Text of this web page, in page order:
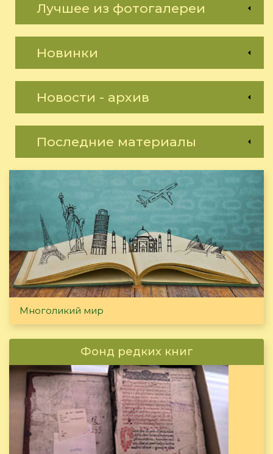
Лучшее из фотогалереи
Новинки
Новости - архив
Последние материалы
Многоликий мир
Фонд редких книг